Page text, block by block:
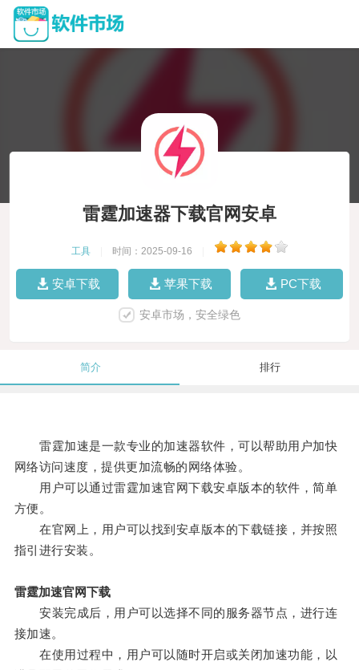
雷霆加速器下载官网安卓
工具 时间：2025-09-16
安卓下载 苹果下载 PC下载
安卓市场，安全绿色
简介 排行
雷霆加速是一款专业的加速器软件，可以帮助用户加快
网络访问速度，提供更加流畅的网络体验。
用户可以通过雷霆加速官网下载安卓版本的软件，简单
方便。
在官网上，用户可以找到安卓版本的下载链接，并按照
指引进行安装。
雷霆加速官网下载
安装完成后，用户可以选择不同的服务器节点，进行连
接加速。
在使用过程中，用户可以随时开启或关闭加速功能，以